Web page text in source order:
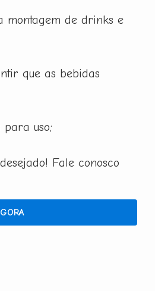
montagem de drinks e
que as bebidas
para uso;
Fale conosco